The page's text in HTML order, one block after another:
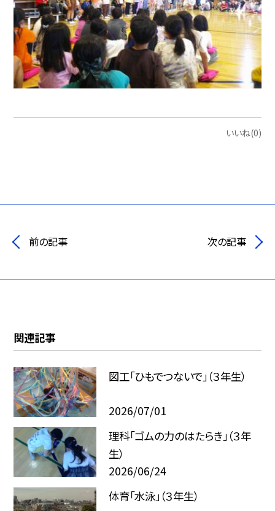
いいね(0)
前の記事 次の記事
関連記事
図工「ひもでつないで」（３年生）
2026/07/01
理科「ゴムの力のはたらき」（３年
生）
2026/06/24
体育「水泳」（３年生）